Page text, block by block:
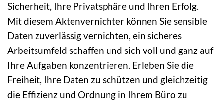
Sicherheit, Ihre Privatsphäre und Ihren Erfolg.
Mit diesem Aktenvernichter können Sie sensible
Daten zuverlässig vernichten, ein sicheres
Arbeitsumfeld schaffen und sich voll und ganz auf
Ihre Aufgaben konzentrieren. Erleben Sie die
Freiheit, Ihre Daten zu schützen und gleichzeitig
die Effizienz und Ordnung in Ihrem Büro zu